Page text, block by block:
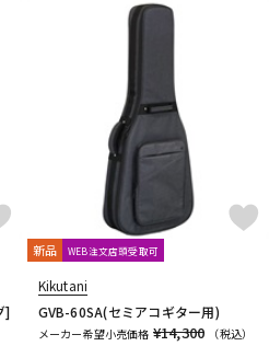
]
新品 WEB注文店頭受取可
Kikutani
GVB-60SA(セミアコギター用)
メーカー希望小売価格 ¥14,300
（税込）